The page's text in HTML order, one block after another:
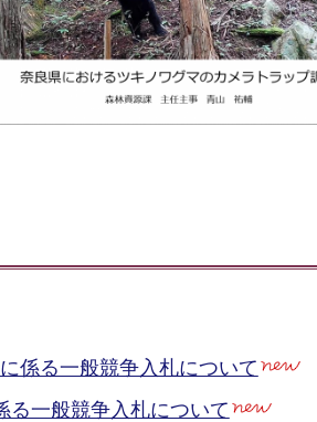
係る一般競争入札について
る一般競争入札について